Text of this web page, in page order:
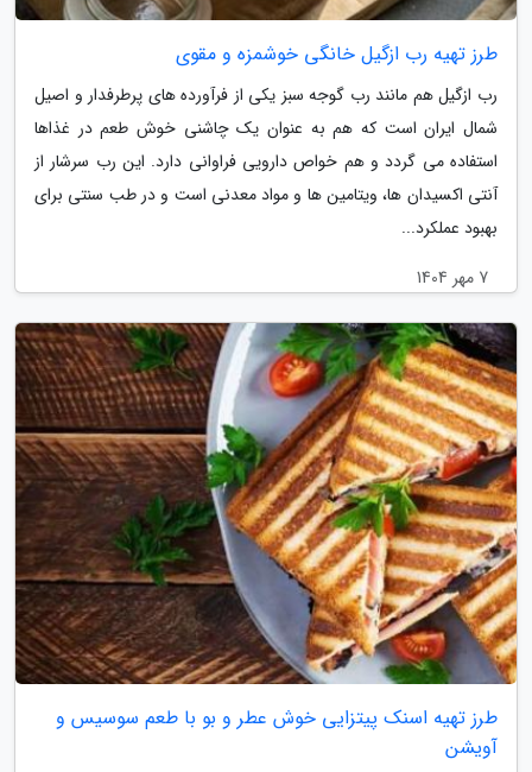
طرز تهیه رب ازگیل خانگی خوشمزه و مقوی
رب ازگیل هم مانند رب گوجه سبز یکی از فرآورده های پرطرفدار و اصیل
شمال ایران است که هم به عنوان یک چاشنی خوش طعم در غذاها
استفاده می گردد و هم خواص دارویی فراوانی دارد. این رب سرشار از
آنتی اکسیدان ها، ویتامین ها و مواد معدنی است و در طب سنتی برای
بهبود عملکرد...
7 مهر 1404
طرز تهیه اسنک پیتزایی خوش عطر و بو با طعم سوسیس و
آویشن